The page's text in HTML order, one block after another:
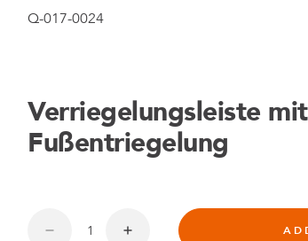
Q-017-0024
Verriegelungsleiste mit
Fußentriegelung